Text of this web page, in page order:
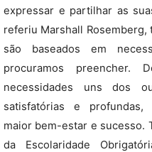
expressar e partilhar as
referiu Marshall
são baseados em
procuramos preencher.
necessidades uns dos
satisfatórias e profundas,
maior bem-estar e sucesso.
da Escolaridade